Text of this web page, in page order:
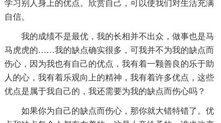
学习别人身上的优点。欣赏自己，可以使我们对生活充满
自信。
我的成绩不是最优，我的长相并不出众，做事也是马
马虎虎的……我的缺点确实很多，可我并不为我的缺点而
伤心，因为我也有自己的优点，我有着一颗善良的乐于助
人的心，我有着乐观向上的精神，我有着许多优点，这些
优点是属于我自己的，我还需要为我的缺点而伤心吗？
如果你为自己的缺点而伤心，那你就大错特错了。优